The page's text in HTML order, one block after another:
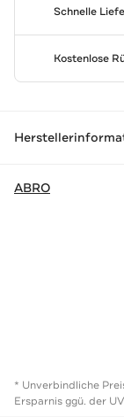
Schnelle
Kostenlose
ABRO
* Unverbindliche
Ersparnis ggü. der